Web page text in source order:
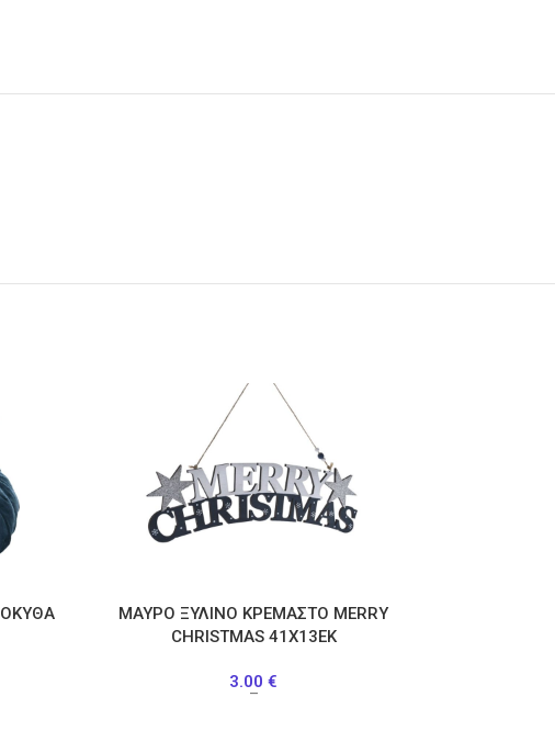
ΜΑΥΡΟ ΞΥΛΙΝΟ ΚΡΕΜΑΣΤΟ MERRY
CHRISTMAS 41Χ13ΕΚ
3.00€
–